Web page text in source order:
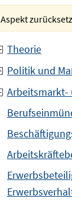
Aspekt
Theorie
Politik und